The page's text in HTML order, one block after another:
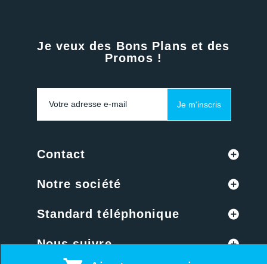
Je veux des Bons Plans et des
Promos !
Je m'inscris
Contact
Notre société
Standard téléphonique
Nous suivre